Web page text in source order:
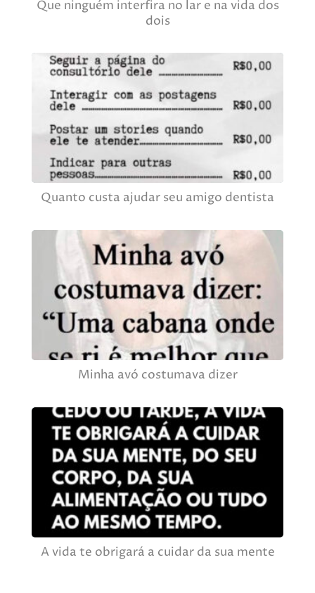
Que ninguém interfira no lar e na vida dos
dois
Quanto custa ajudar seu amigo dentista
Minha avó costumava dizer
A vida te obrigará a cuidar da sua mente